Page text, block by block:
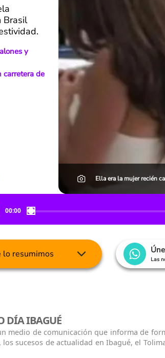
Brasil
y
carretera de
Ella era la mujer recién
00:00
lo resumimos Las
DÍA IBAGUÉ
medio de comunicación que informa de
sucesos de actualidad en Ibagué, el